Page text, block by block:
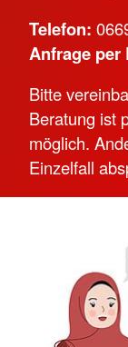
Telefon:
Anfrage per
Bitte
Beratung ist
möglich.
Einzelfall